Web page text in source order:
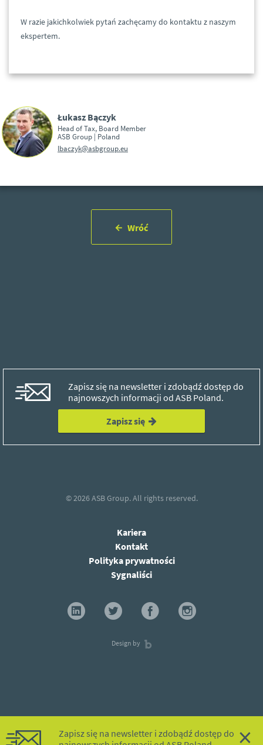
Zapisz się na newsletter i zdobądź dostęp do ×
W razie jakichkolwiek pytań zachęcamy do kontaktu z naszym
ekspertem.
Łukasz Bączyk
Head of Tax, Board Member
ASB Group | Poland
lbaczyk@asbgroup.eu
Wróć
Zapisz się na newsletter i zdobądź dostęp do
najnowszych informacji od ASB Poland.
Zapisz się
© 2026ASB Group.All rights reserved.
Kariera
Kontakt
Polityka prywatności
Sygnaliści
Design by